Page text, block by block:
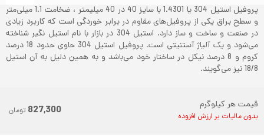
پروفیل استیل 304 یا 1.4301 با سایز 40 در 40 میلیمتر ، ضخامت 1.1 میلی‌متر
و سطح براق یکی از پروفیل‌های مقاوم در برابر خوردگی است که کاربرد زیادی
در صنعت و ساخت و ساز دارد. استیل 304 در بازار با نام استیل نگیر شناخته
می‌شود و یک آلیاژ آستنیتی است. پروفیل استیل 304 حاوی حدود 18 درصد
کروم و 8 درصد نیکل در ساختار خود می‌باشد و به همین دلیل به آن استیل
18/8 نیز می‌گویند.
قیمت هر کیلوگرم
بدون مالیات بر ارزش افزوده 827,300 تومان